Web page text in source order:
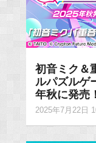
初音ミク＆
ルパズルゲ
年秋に発売！
2025年7月22日